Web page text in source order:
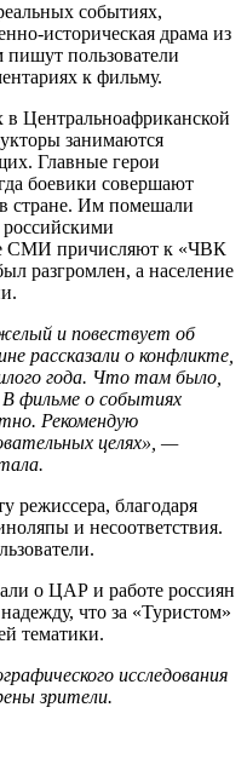
событиях,
историческая драма из
пользователи
к фильму.
в Центральноафриканской
занимаются
Главные герои
боевики совершают
стране. Им помешали
СМИ причисляют к «ЧВК
разгромлен, а население
и повествует об
рассказали о конфликте,
года. Что там было,
фильме о событиях
Рекомендую
целях», —
режиссера, благодаря
и несоответствия.
о ЦАР и работе россиян
что за «Туристом»
тематики.
исследования
зрители.